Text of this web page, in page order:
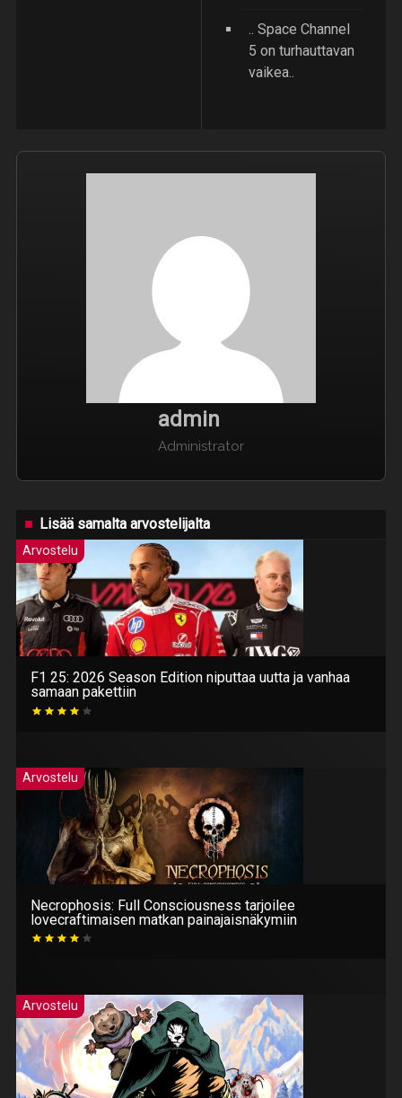
.. Space Channel
5 on turhauttavan
vaikea..
admin
Administrator
Lisää samalta arvostelijalta
Arvostelu
F1 25: 2026 Season Edition niputtaa uutta ja vanhaa
samaan pakettiin
Arvostelu
Necrophosis: Full Consciousness tarjoilee
lovecraftimaisen matkan painajaisnäkymiin
Arvostelu